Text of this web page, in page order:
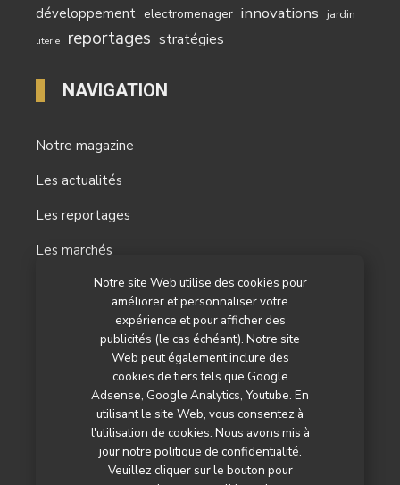
Notre site Web utilise des cookies pour
améliorer et personnaliser votre
expérience et pour afficher des
publicités (le cas échéant). Notre site
Web peut également inclure des
cookies de tiers tels que Google
Adsense, Google Analytics, Youtube. En
utilisant le site Web, vous consentez à
l'utilisation de cookies. Nous avons mis à
jour notre politique de confidentialité.
Veuillez cliquer sur le bouton pour
développement electromenager innovations jardin
literie reportages stratégies
NAVIGATION
Notre magazine
Les actualités
Les reportages
Les marchés
Nos autres titres
Qui sommes-nous ?
Contactez-nous
Mentions légales